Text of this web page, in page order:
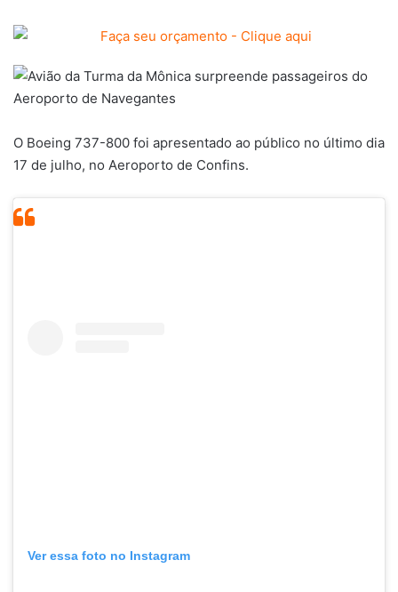
O Boeing 737-800 foi apresentado ao público no último dia
17 de julho, no Aeroporto de Confins.
Ver essa foto no Instagram